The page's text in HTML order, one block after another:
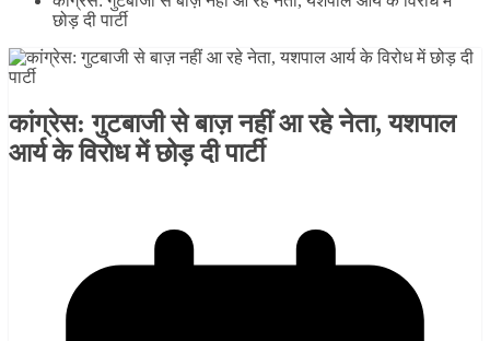
छोड़ दी पार्टी
कांग्रेस: गुटबाजी से बाज़ नहीं आ रहे नेता, यशपाल
आर्य के विरोध में छोड़ दी पार्टी